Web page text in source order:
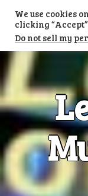
content
We use cookies
clicking
Do not sell my